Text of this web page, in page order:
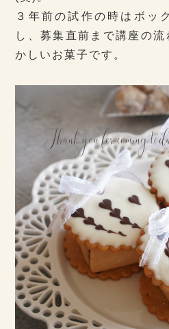
３年前の試作の時はボッ
し、募集直前まで講座の
かしいお菓子です。